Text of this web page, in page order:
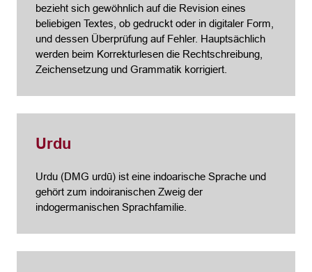
bezieht sich gewöhnlich auf die Revision eines
beliebigen Textes, ob gedruckt oder in digitaler Form,
und dessen Überprüfung auf Fehler. Hauptsächlich
werden beim Korrekturlesen die Rechtschreibung,
Zeichensetzung und Grammatik korrigiert.
Urdu
Urdu (DMG urdū) ist eine indoarische Sprache und
gehört zum indoiranischen Zweig der
indogermanischen Sprachfamilie.